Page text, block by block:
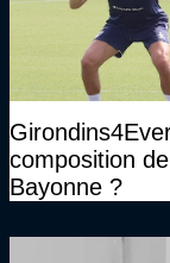
composition
Bayonne ?